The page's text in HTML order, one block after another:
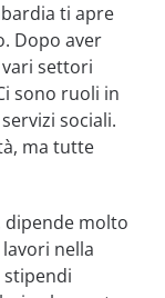
ti apre
Dopo aver
vari settori
sono ruoli in
sociali.
ma tutte
dipende molto
nella